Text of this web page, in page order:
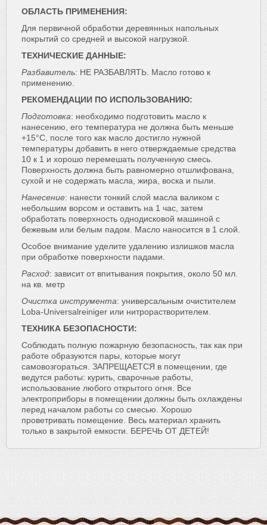
ОБЛАСТЬ ПРИМЕНЕНИЯ:
Для первичной обработки деревянных напольных
покрытий со средней и высокой нагрузкой.
ТЕХНИЧЕСКИЕ ДАННЫЕ:
Разбавитель: НЕ РАЗБАВЛЯТЬ. Масло готово к
применению.
РЕКОМЕНДАЦИИ ПО ИСПОЛЬЗОВАНИЮ:
Подготовка: необходимо подготовить масло к
нанесению, его температура не должна быть меньше
+15°С, после того как масло достигло нужной
температуры добавить в него отверждаемые средства
10 к 1 и хорошо перемешать полученную смесь.
Поверхность должна быть равномерно отшлифована,
сухой и не содержать масла, жира, воска и пыли.
Нанесение: нанести тонкий слой масла валиком с
небольшим ворсом и оставить на 1 час, затем
обработать поверхность однодисковой машиной с
бежевым или белым падом. Масло наносится в 1 слой.
Особое внимание уделите удалению излишков масла
при обработке поверхности падами.
Расход: зависит от впитывания покрытия, около 50 мл.
на кв. метр
Очистка инструмента: универсальным очистителем
Loba-Universalreiniger или нитрорастворителем.
ТЕХНИКА БЕЗОПАСНОСТИ:
Соблюдать полную пожарную безопасность, так как при
работе образуются пары, которые могут
самовозгораться. ЗАПРЕЩАЕТСЯ в помещении, где
ведутся работы: курить, сварочные работы,
использование любого открытого огня. Все
электроприборы в помещении должны быть охлаждены
перед началом работы со смесью. Хорошо
проветривать помещение. Весь материал хранить
только в закрытой емкости. БЕРЕЧЬ ОТ ДЕТЕЙ!